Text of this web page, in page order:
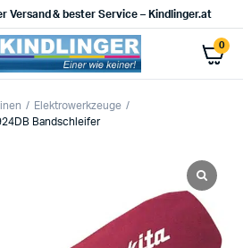
Versand & bester Service – Kindlinger.at
0
Elektrowerkzeuge
Bandschleifer